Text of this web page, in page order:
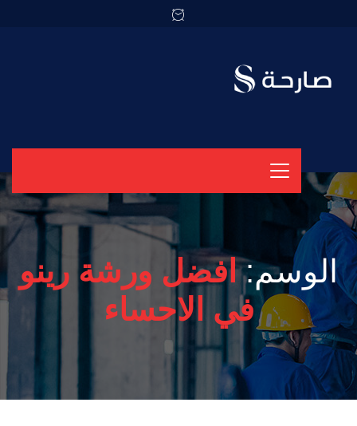
الوسم:افضل ورشة رينو
في الاحساء